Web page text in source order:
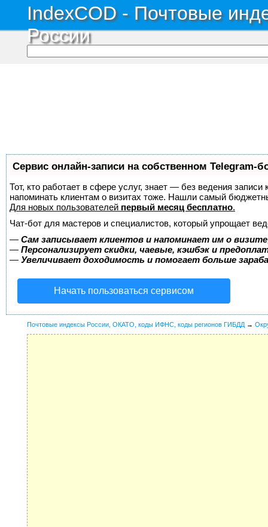
IndexCOD - Почтовые
России
Сервис онлайн-записи на собственном Telegram-
Тот, кто работает в сфере услуг, знает — без ведения
напоминать клиентам о визитах тоже. Нашли самый
Для новых пользователей первый месяц бесплатно.
Чат-бот для мастеров и специалистов, который упрощает
— Сам записывает клиентов и напоминает им о
— Персонализирует скидки, чаевые, кэшбэк и
— Увеличивает доходимость и помогает больше
Начать пользоваться сервисом
Почтовые индексы России, ОКАТО, коды ИФНС, коды регионов ГИБДД →